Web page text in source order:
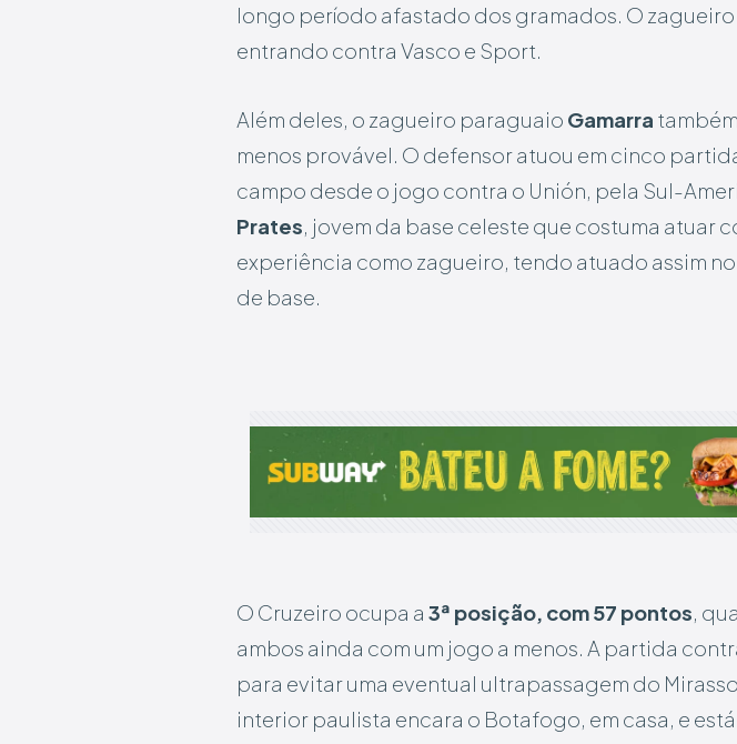
longo período afastado dos gramados. O
entrando contra Vasco e Sport.
Além deles, o zagueiro paraguaio Gamarra
menos provável. O defensor atuou em cinco
campo desde o jogo contra o Unión, pela Sul-
Prates , jovem da base celeste que costuma
experiência como zagueiro, tendo atuado assim
de base.
O Cruzeiro ocupa a 3ª posição, com 57 pontos,
ambos ainda com um jogo a menos. A partida
para evitar uma eventual ultrapassagem do
interior paulista encara o Botafogo, em casa, e